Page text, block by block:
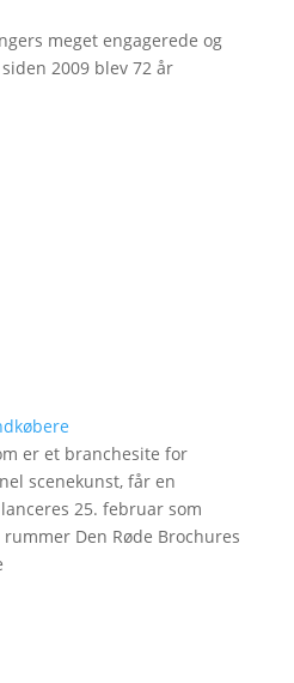
meget engagerede og
2009 blev 72 år
er et branchesite for
scenekunst, får en
25. februar som
Den Røde Brochures